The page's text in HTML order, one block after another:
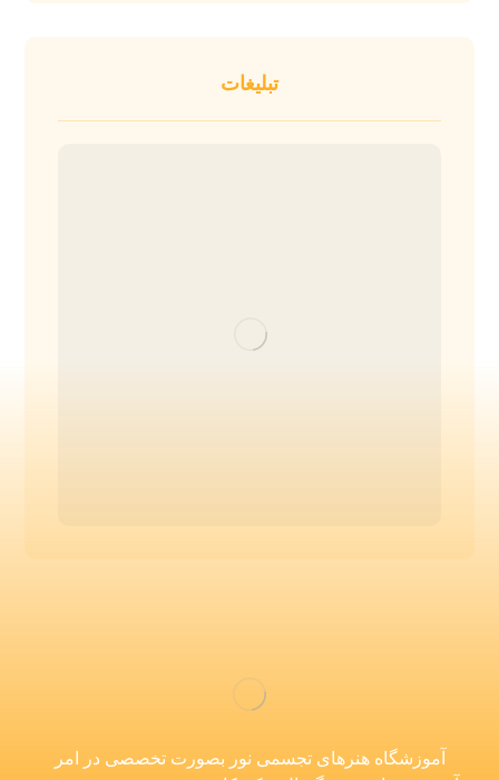
تبلیغات
آموزشگاه هنرهای تجسمی نور بصورت تخصصی در امر